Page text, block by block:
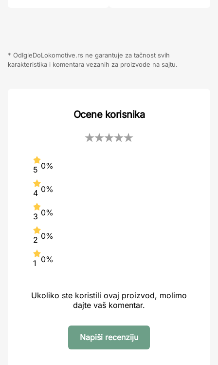
* OdIgleDoLokomotive.rs ne garantuje za tačnost svih
karakteristika i komentara vezanih za proizvode na sajtu.
Ocene korisnika
5 0%
4 0%
3 0%
2 0%
1 0%
Ukoliko ste koristili ovaj proizvod, molimo
dajte vaš komentar.
Napiši recenziju